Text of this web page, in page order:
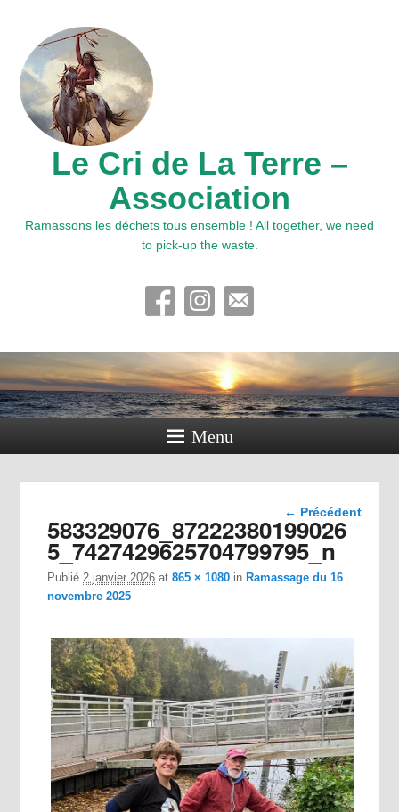
Le Cri de La Terre –
Association
Ramassons les déchets tous ensemble ! All together, we need
to pick-up the waste.
Menu
Navigation
dans les
images
← Précédent
583329076_87222380199026
5_7427429625704799795_n
Publié2 janvier 2026 at865 × 1080 in Ramassage du 16
novembre 2025